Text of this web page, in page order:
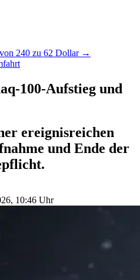
240 zu 62 Dollar →
100-Aufstieg und
ereignisreichen
und Ende der
10:46 Uhr